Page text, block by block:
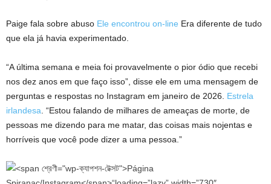
Paige fala sobre abuso Ele encontrou on-line Era diferente de tudo
que ela já havia experimentado.
“A última semana e meia foi provavelmente o pior ódio que recebi
nos dez anos em que faço isso”, disse ele em uma mensagem de
perguntas e respostas no Instagram em janeiro de 2026. Estrela
irlandesa . “Estou falando de milhares de ameaças de morte, de
pessoas me dizendo para me matar, das coisas mais nojentas e
horríveis que você pode dizer a uma pessoa.”